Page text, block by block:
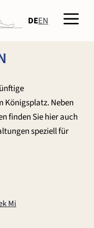
DEEN
Königsplatz. Neben
finden Sie hier auch
speziell für
Mi